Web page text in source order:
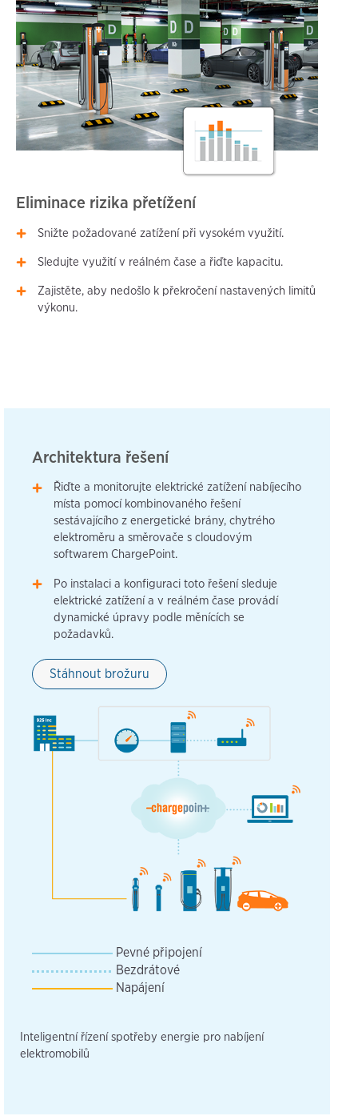
Eliminace rizika přetížení
Snižte požadované zatížení při vysokém využití.
Sledujte využití v reálném čase a řiďte kapacitu.
Zajistěte, aby nedošlo k překročení nastavených limitů
výkonu.
Architektura řešení
Řiďte a monitorujte elektrické zatížení nabíjecího
místa pomocí kombinovaného řešení
sestávajícího z energetické brány, chytrého
elektroměru a směrovače s cloudovým
softwarem ChargePoint.
Po instalaci a konfiguraci toto řešení sleduje
elektrické zatížení a v reálném čase provádí
dynamické úpravy podle měnících se
požadavků.
Stáhnout brožuru
Pevné připojení
Bezdrátové
Napájení
Inteligentní řízení spotřeby energie pro nabíjení
elektromobilů